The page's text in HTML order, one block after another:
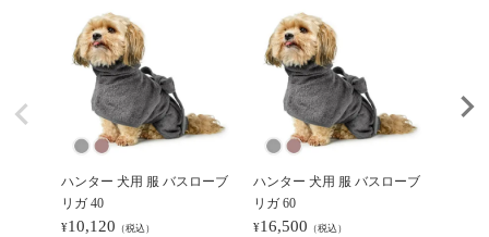
ハンター 犬用 服 バスローブ
リガ 40
¥10,120 （税込）
ハンター 犬用 服 バスローブ
リガ 60
¥16,500 （税込）